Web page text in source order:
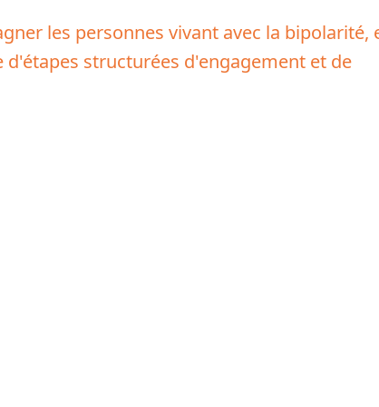
les personnes vivant avec la bipolarité,
structurées d'engagement et de